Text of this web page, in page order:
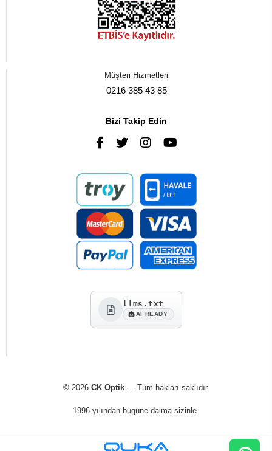
Müşteri Hizmetleri
0216 385 43 85
Bizi Takip Edin
llms.txt
AI READY
© 2026 CK Optik— Tüm hakları saklıdır.
1996 yılından bugüne daima sizinle.